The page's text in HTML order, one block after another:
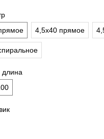
4,5x40 прямое